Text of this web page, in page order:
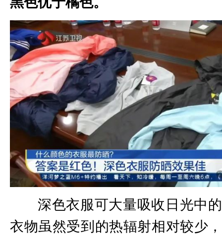
深色衣服可大量吸收日光中
衣物虽然受到的热辐射相对较少